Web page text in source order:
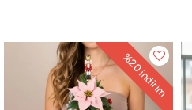
%20
indirim